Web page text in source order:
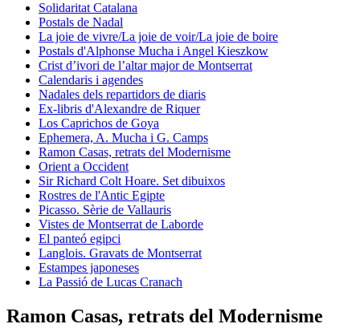
Solidaritat Catalana
Postals de Nadal
La joie de vivre/La joie de voir/La joie de boire
Postals d'Alphonse Mucha i Angel Kieszkow
Crist d’ivori de l’altar major de Montserrat
Calendaris i agendes
Nadales dels repartidors de diaris
Ex-libris d'Alexandre de Riquer
Los Caprichos de Goya
Ephemera, A. Mucha i G. Camps
Ramon Casas, retrats del Modernisme
Orient a Occident
Sir Richard Colt Hoare. Set dibuixos
Rostres de l'Antic Egipte
Picasso. Sèrie de Vallauris
Vistes de Montserrat de Laborde
El panteó egipci
Langlois. Gravats de Montserrat
Estampes japoneses
La Passió de Lucas Cranach
Ramon Casas, retrats del Modernisme